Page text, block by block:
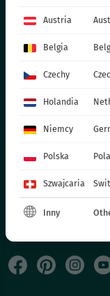
ZWEIJÄHRIGE
DÜNGER
SOCIAL MEDIA
VITROFLORA Grupa
Trzęsacz 25 86-022
+48 52 326 20 00
Austria
Belgia
Czechy
Holandia
Niemcy
Polska
Szwajcaria
Inny